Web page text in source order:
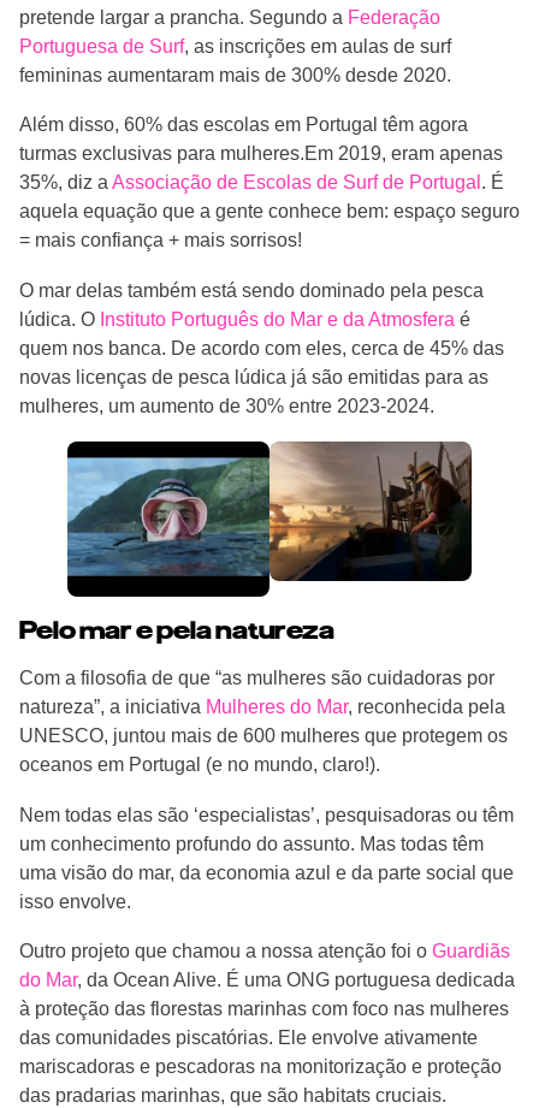
pretende largar a prancha. Segundo a Federação
Portuguesa de Surf, as inscrições em aulas de surf
femininas aumentaram mais de 300% desde 2020.
Além disso, 60% das escolas em Portugal têm agora
turmas exclusivas para mulheres.Em 2019, eram apenas
35%, diz a Associação de Escolas de Surf de Portugal . É
aquela equação que a gente conhece bem: espaço seguro
= mais confiança + mais sorrisos!
O mar delas também está sendo dominado pela pesca
lúdica. O Instituto Português do Mar e da Atmosfera é
quem nos banca. De acordo com eles, cerca de 45% das
novas licenças de pesca lúdica já são emitidas para as
mulheres, um aumento de 30% entre 2023-2024.
Pelo mar e pela natureza
Com a filosofia de que “as mulheres são cuidadoras por
natureza”, a iniciativa Mulheres do Mar, reconhecida pela
UNESCO, juntou mais de 600 mulheres que protegem os
oceanos em Portugal (e no mundo, claro!).
Nem todas elas são ‘especialistas’, pesquisadoras ou têm
um conhecimento profundo do assunto. Mas todas têm
uma visão do mar, da economia azul e da parte social que
isso envolve.
Outro projeto que chamou a nossa atenção foi o Guardiãs
do Mar, da Ocean Alive. É uma ONG portuguesa dedicada
à proteção das florestas marinhas com foco nas mulheres
das comunidades piscatórias. Ele envolve ativamente
mariscadoras e pescadoras na monitorização e proteção
das pradarias marinhas, que são habitats cruciais.